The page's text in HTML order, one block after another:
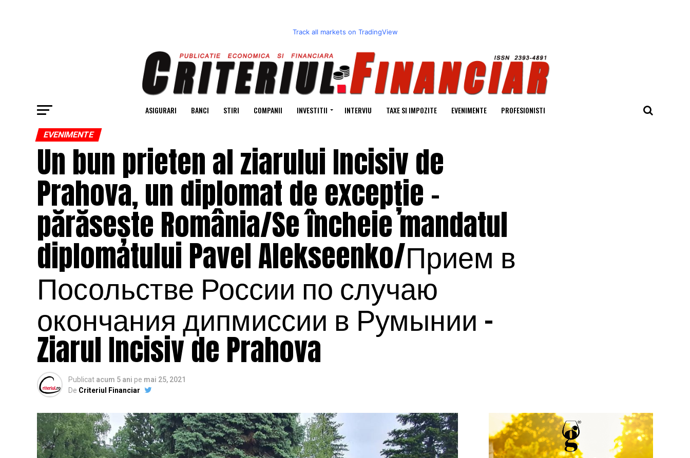
Track all markets on TradingView
ASIGURARI BANCI STIRI COMPANII INVESTITII INTERVIU TAXE SI IMPOZITE EVENIMENTE PROFESIONISTI
EVENIMENTE
Un bun prieten al ziarului Incisiv de
Prahova, un diplomat de excepție –
părăsește România/Se încheie mandatul
diplomatului Pavel Alekseenko/Прием в
Посольстве России по случаю
окончания дипмиссии в Румынии –
Ziarul Incisiv de Prahova
Publicat acum 5 ani pe mai 25, 2021
De Criteriul Financiar